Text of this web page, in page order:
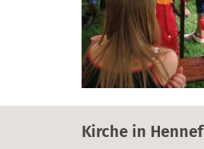
Kirche in Hennef